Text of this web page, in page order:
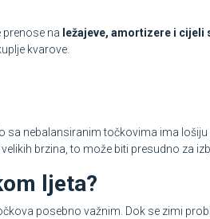
prenose na ležajeve, amortizere i cijeli
kvarove.
sa nebalansiranim točkovima ima
brzina, to može biti presudno za
ljeta?
posebno važnim. Dok se zimi